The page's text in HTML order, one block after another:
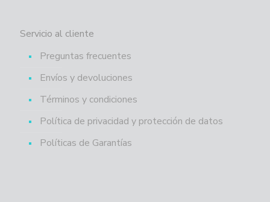
Servicio al cliente
Preguntas frecuentes
Envíos y devoluciones
Términos y condiciones
Política de privacidad y protección de datos
Políticas de Garantías